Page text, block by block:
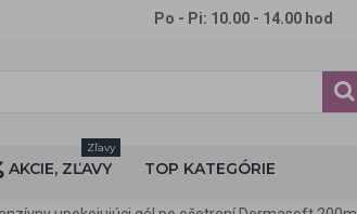
Po - Pi: 10.00 - 14.00 hod
AKCIE, ZĽAVY
Zľavy
TOP KATEGÓRIE